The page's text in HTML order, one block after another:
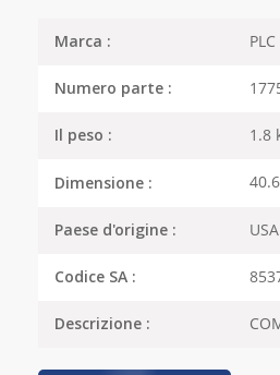
Marca : PLC
Numero parte :
Il peso : 1.8
Dimensione :
Paese d'origine : USA
Codice SA :
Descrizione :